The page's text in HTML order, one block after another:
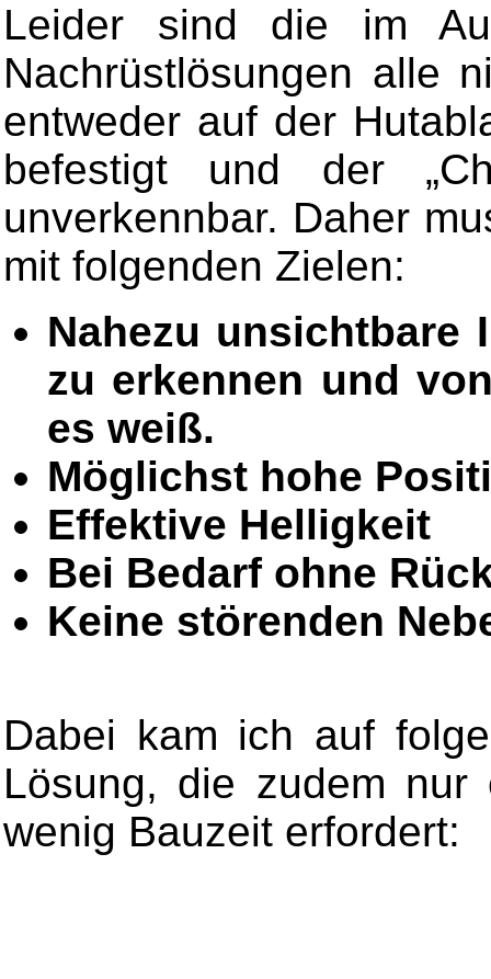
Leider sind die im
Nachrüstlösungen alle
entweder auf der
befestigt und der
unverkennbar. Daher
mit folgenden Zielen:
Nahezu unsichtbare
zu erkennen und
es weiß.
Möglichst hohe
Effektive Helligkeit
Bei Bedarf ohne
Keine störenden
Dabei kam ich auf
Lösung, die zudem
wenig Bauzeit erfordert: